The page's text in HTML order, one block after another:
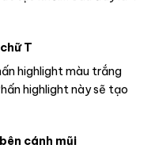
T
highlight màu trắng
highlight này sẽ tạo
cánh mũi